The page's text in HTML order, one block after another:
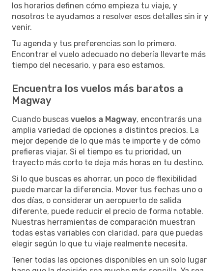
los horarios definen cómo empieza tu viaje, y
nosotros te ayudamos a resolver esos detalles sin ir y
venir.
Tu agenda y tus preferencias son lo primero.
Encontrar el vuelo adecuado no debería llevarte más
tiempo del necesario, y para eso estamos.
Encuentra los vuelos más baratos a
Magway
Cuando buscas vuelos a Magway, encontrarás una
amplia variedad de opciones a distintos precios. La
mejor depende de lo que más te importe y de cómo
prefieras viajar. Si el tiempo es tu prioridad, un
trayecto más corto te deja más horas en tu destino.
Si lo que buscas es ahorrar, un poco de flexibilidad
puede marcar la diferencia. Mover tus fechas uno o
dos días, o considerar un aeropuerto de salida
diferente, puede reducir el precio de forma notable.
Nuestras herramientas de comparación muestran
todas estas variables con claridad, para que puedas
elegir según lo que tu viaje realmente necesita.
Tener todas las opciones disponibles en un solo lugar